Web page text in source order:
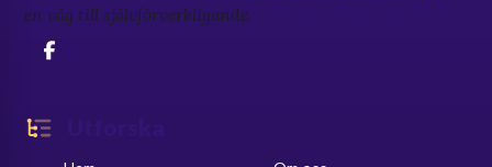
en väg till självförverkligande.